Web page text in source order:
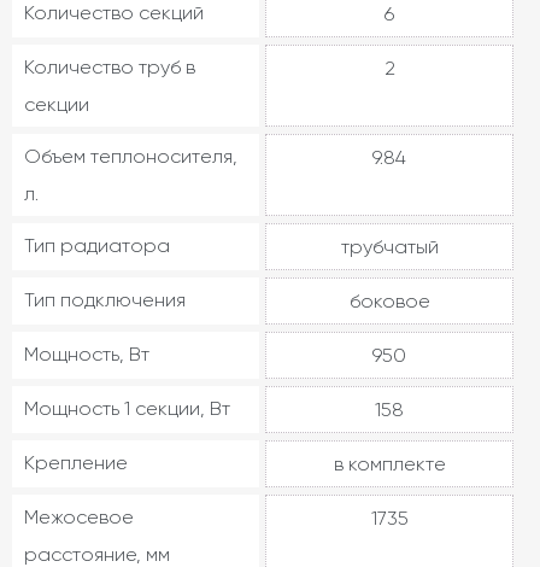
Количество секций 6
Количество труб в
секции
2
Объем теплоносителя,
л.
9.84
Тип радиатора трубчатый
Тип подключения боковое
Мощность, Вт 950
Мощность 1 секции, Вт 158
Крепление в комплекте
Межосевое
расстояние, мм
1735